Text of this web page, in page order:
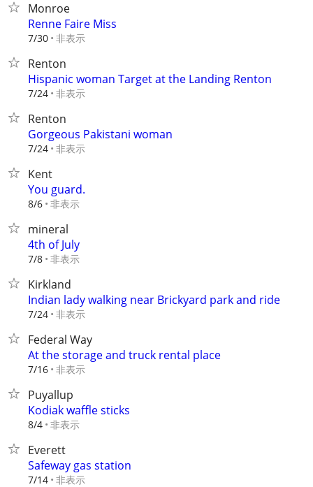
Monroe
Renne Faire Miss
7/30 非表示
Renton
Hispanic woman Target at the Landing Renton
7/24 非表示
Renton
Gorgeous Pakistani woman
7/24 非表示
Kent
You guard.
8/6 非表示
mineral
4th of July
7/8 非表示
Kirkland
Indian lady walking near Brickyard park and ride
7/24 非表示
Federal Way
At the storage and truck rental place
7/16 非表示
Puyallup
Kodiak waffle sticks
8/4 非表示
Everett
Safeway gas station
7/14 非表示